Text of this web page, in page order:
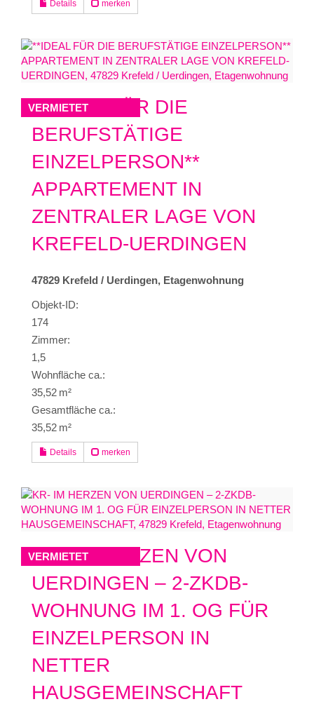
Details merken
VERMIETET
**IDEAL FÜR DIE
BERUFSTÄTIGE
EINZELPERSON**
APPARTEMENT IN
ZENTRALER LAGE VON
KREFELD-UERDINGEN
47829 Krefeld / Uerdingen, Etagenwohnung
Objekt-ID:
174
Zimmer:
1,5
Wohnfläche ca.:
35,52 m²
Gesamtfläche ca.:
35,52 m²
Details merken
VERMIETET
KR- IM HERZEN VON
UERDINGEN – 2-ZKDB-
WOHNUNG IM 1. OG FÜR
EINZELPERSON IN
NETTER
HAUSGEMEINSCHAFT